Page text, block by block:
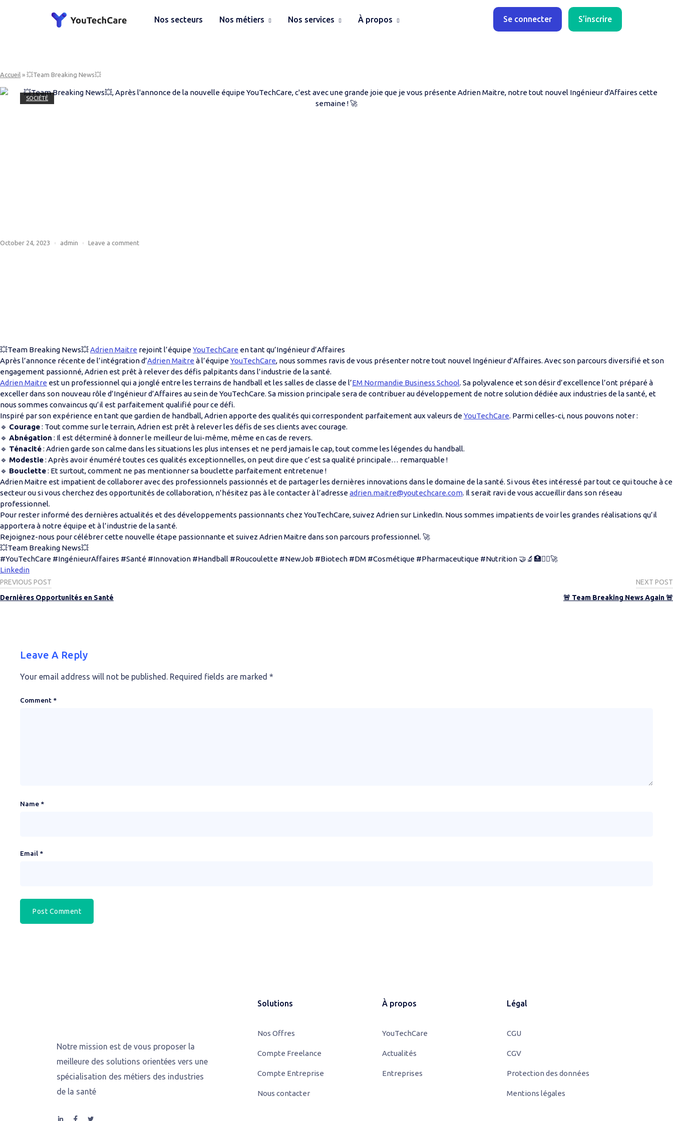
Home Nos secteurs Nos métiers Nos services À propos Se connecter S’inscrire
Accueil » 💥Team Breaking News💥
SOCIÉTÉ
October 24, 2023 admin Leave a comment
💥Team Breaking News💥Adrien Maitre rejoint l’équipeYouTechCare en tant qu’Ingénieur d’Affaires
Après l’annonce récente de l’intégration d’Adrien Maitre à l’équipeYouTechCare, nous sommes ravis de vous présenter notre tout nouvel Ingénieur d’Affaires. Avec son parcours diversifié et son
engagement passionné, Adrien est prêt à relever des défis palpitants dans l’industrie de la santé.
Adrien Maitre est un professionnel qui a jonglé entre les terrains de handball et les salles de classe de l’EM Normandie Business School. Sa polyvalence et son désir d’excellence l’ont préparé à
exceller dans son nouveau rôle d’Ingénieur d’Affaires au sein de YouTechCare. Sa mission principale sera de contribuer au développement de notre solution dédiée aux industries de la santé, et
nous sommes convaincus qu’il est parfaitement qualifié pour ce défi.
Inspiré par son expérience en tant que gardien de handball, Adrien apporte des qualités qui correspondent parfaitement aux valeurs deYouTechCare. Parmi celles-ci, nous pouvons noter :
🔹 Courage: Tout comme sur le terrain, Adrien est prêt à relever les défis de ses clients avec courage.
🔹 Abnégation : Il est déterminé à donner le meilleur de lui-même, même en cas de revers.
🔹 Ténacité: Adrien garde son calme dans les situations les plus intenses et ne perd jamais le cap, tout comme les légendes du handball.
🔹 Modestie: Après avoir énuméré toutes ces qualités exceptionnelles, on peut dire que c’est sa qualité principale… remarquable !
🔹 Bouclette: Et surtout, comment ne pas mentionner sa bouclette parfaitement entretenue !
Adrien Maitre est impatient de collaborer avec des professionnels passionnés et de partager les dernières innovations dans le domaine de la santé. Si vous êtes intéressé par tout ce qui touche à ce
secteur ou si vous cherchez des opportunités de collaboration, n’hésitez pas à le contacter à l’adresseadrien.maitre@youtechcare.com. Il serait ravi de vous accueillir dans son réseau
professionnel.
Pour rester informé des dernières actualités et des développements passionnants chez YouTechCare, suivez Adrien sur LinkedIn. Nous sommes impatients de voir les grandes réalisations qu’il
apportera à notre équipe et à l’industrie de la santé.
Rejoignez-nous pour célébrer cette nouvelle étape passionnante et suivez Adrien Maitre dans son parcours professionnel. 🚀
💥Team Breaking News💥
#YouTechCare #IngénieurAffaires #Santé #Innovation #Handball #Roucoulette #NewJob #Biotech #DM #Cosmétique #Pharmaceutique #Nutrition 🤝🔬🏥🤾‍♂️🚀
Linkedin
Post
navigation
PREVIOUS POST
Dernières Opportunités en Santé
NEXT POST
🚨 Team Breaking News Again 🚨
Leave A Reply
Your email address will not be published. Required fields are marked *
Comment *
Name *
Email *
Notre mission est de vous proposer la
meilleure des solutions orientées vers une
spécialisation des métiers des industries
de la santé
Solutions
Nos Offres
Compte Freelance
Compte Entreprise
Nous contacter
À propos
YouTechCare
Actualités
Entreprises
Légal
CGU
CGV
Protection des données
Mentions légales